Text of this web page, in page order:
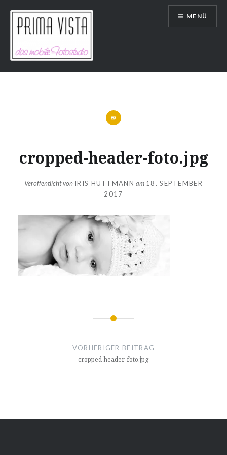
Inhalt
Prima Vista
MENÜ
cropped-header-foto.jpg
Veröffentlicht von IRIS HÜTTMANN am 18. SEPTEMBER
2017
Beitragsnavigation
VORHERIGER BEITRAG
cropped-header-foto.jpg